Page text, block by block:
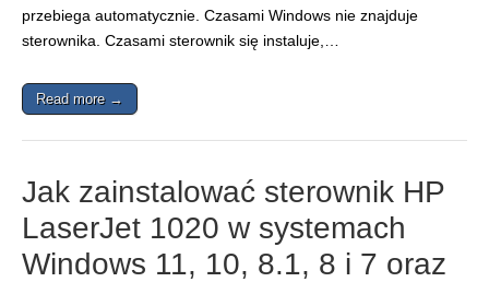
przebiega automatycznie. Czasami Windows nie znajduje
sterownika. Czasami sterownik się instaluje,…
Read more →
Jak zainstalować sterownik HP
LaserJet 1020 w systemach
Windows 11, 10, 8.1, 8 i 7 oraz